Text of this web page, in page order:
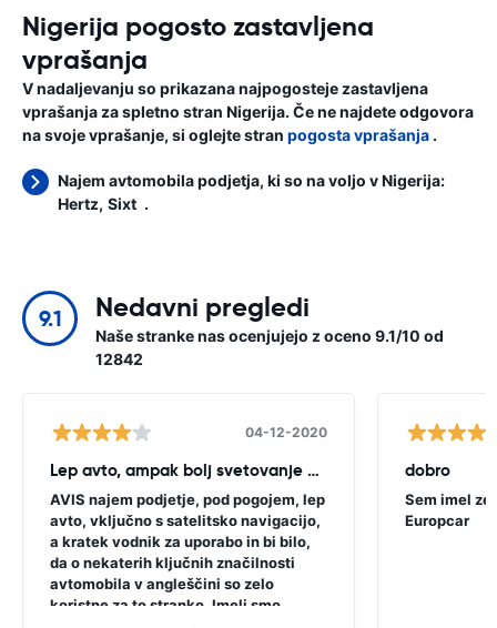
Nigerija pogosto zastavljena
vprašanja
V nadaljevanju so prikazana najpogosteje zastavljena
vprašanja za spletno stran Nigerija. Če ne najdete odgovora
na svoje vprašanje, si oglejte stran pogosta vprašanja .
Najem avtomobila podjetja, ki so na voljo v Nigerija:
Hertz Sixt .
9.1 Nedavni pregledi
Naše stranke nas ocenjujejo z oceno 9.1/10 od
12842
04-12-2020
Lep avto, ampak bolj svetovanje potrebno
AVIS najem podjetje, pod pogojem, lep
avto, vključno s satelitsko navigacijo,
a kratek vodnik za uporabo in bi bilo,
da o nekaterih ključnih značilnosti
avtomobila v angleščini so zelo
koristne za to stranko. Imeli smo
dobro
Sem imel
Europcar